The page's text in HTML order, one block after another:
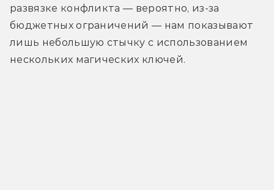
развязке конфликта — вероятно, из-за
бюджетных ограничений — нам показывают
лишь небольшую стычку с использованием
нескольких магических ключей.